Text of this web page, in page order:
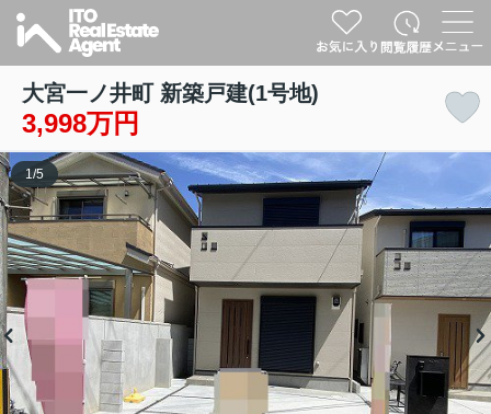
大宮一ノ井町 新築戸建(1号地)
3,998万円
1/5